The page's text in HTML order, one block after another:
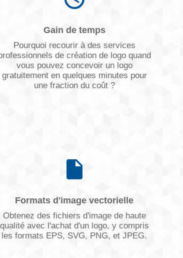
Gain de temps
Pourquoi recourir à des services
de création de logo quand
vous pouvez concevoir un logo
gratuitement en quelques minutes pour
une fraction du coût ?
Formats d'image vectorielle
Obtenez des fichiers d'image de haute
qualité avec l'achat d'un logo, y compris
les formats EPS, SVG, PNG, et JPEG.